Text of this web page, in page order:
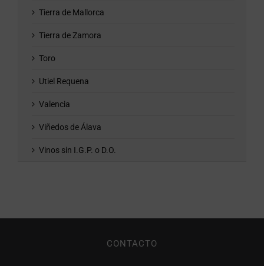
Tierra de Mallorca
Tierra de Zamora
Toro
Utiel Requena
Valencia
Viñedos de Álava
Vinos sin I.G.P. o D.O.
CONTACTO